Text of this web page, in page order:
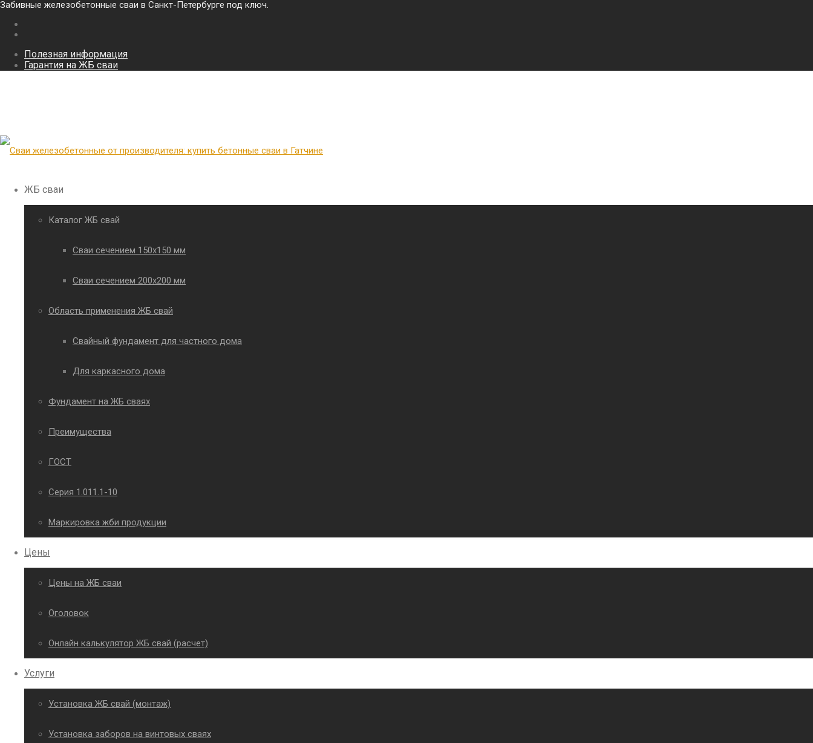
Забивные железобетонные сваи в Санкт-Петербурге под ключ.
Полезная информация
Гарантия на ЖБ сваи
ЖБ сваи
Каталог ЖБ свай
Сваи сечением 150х150 мм
Сваи сечением 200х200 мм
Область применения ЖБ свай
Свайный фундамент для частного дома
Для каркасного дома
Фундамент на ЖБ сваях
Преимущества
ГОСТ
Серия 1.011.1-10
Маркировка жби продукции
Цены
Цены на ЖБ сваи
Оголовок
Онлайн калькулятор ЖБ свай (расчет)
Услуги
Установка ЖБ свай (монтаж)
Установка заборов на винтовых сваях